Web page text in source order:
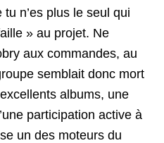
n’es plus le seul qui
» au projet. Ne
aux commandes, au
semblait donc mort
albums, une
participation active à
un des moteurs du